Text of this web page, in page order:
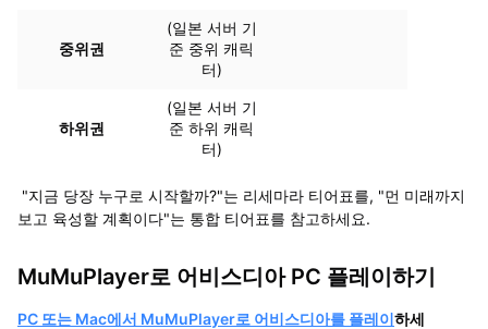
중위권
(일본 서버 기
준 중위 캐릭
터)
하위권
(일본 서버 기
준 하위 캐릭
터)
"지금 당장 누구로 시작할까?"는 리세마라 티어표를, "먼 미래까지
보고 육성할 계획이다"는 통합 티어표를 참고하세요.
MuMuPlayer로 어비스디아 PC 플레이하기
PC 또는 Mac에서 MuMuPlayer로 어비스디아를 플레이하세